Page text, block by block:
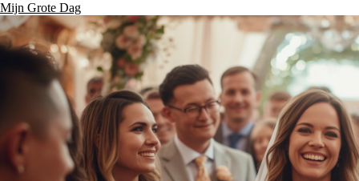
Mijn Grote Dag